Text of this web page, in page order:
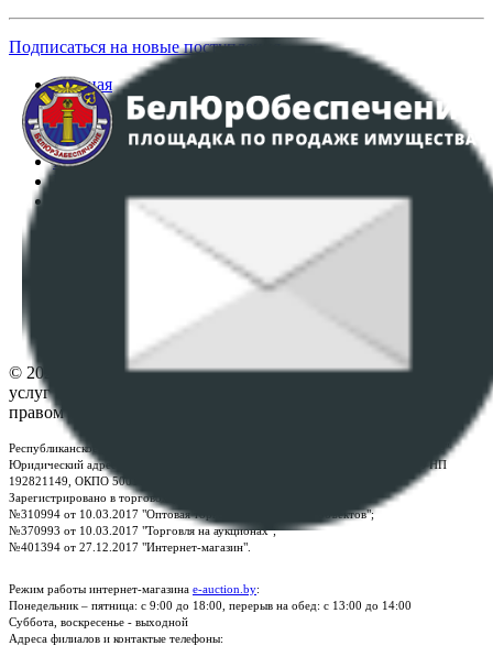
Подписаться на новые поступления
Главная
Аукционы
Интернет-магазин
Регламент организации и проведения торгов
Политика в отношении обработки персональных
ПОЛОЖЕНИЕ О ПОЛИТИКЕ ОБРАБОТКИ COOKIE-
Настройки cookie-файлов
© 2026 Республиканское унитарное предприятие по оказанию
услуг "БелЮрОбеспечение" - Все права защищены авторским
правом
Республиканское унитарное предприятие по оказанию услуг "БелЮрОбеспечение"
Юридический адрес: г. Минск, пр-т. Дзержинского, 1Б, e-mail:
, УНП
192821149, ОКПО 500111895000
Зарегистрировано в торговом реестре Республики Беларусь:
№310994 от 10.03.2017 "Оптовая торговля без торговых объектов";
№370993 от 10.03.2017 "Торговля на аукционах";
№401394 от 27.12.2017 "Интернет-магазин".
Режим работы интернет-магазина e-auction.by:
Понедельник – пятница: с 9:00 до 18:00, перерыв на обед: с 13:00 до 14:00
Суббота, воскресенье - выходной
Адреса филиалов и контактые телефоны: